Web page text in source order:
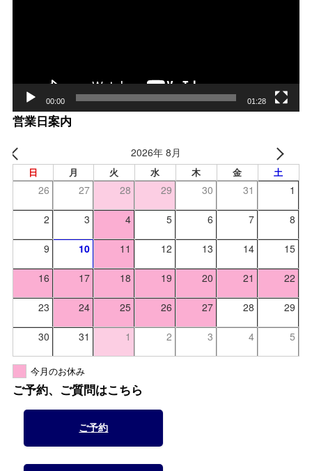
00:00 01:28
営業日案内
2026年 8月
日 月 火 水 木 金 土
26 27 28 29 30 31 1
2 3 4 5 6 7 8
9 10 11 12 13 14 15
16 17 18 19 20 21 22
23 24 25 26 27 28 29
30 31 1 2 3 4 5
今月のお休み
ご予約、ご質問はこちら
ご予約